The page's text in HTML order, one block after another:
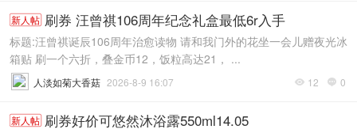
新人帖 刷券 汪曾祺106周年纪念礼盒最低6r入手
标题:汪曾祺诞辰106周年治愈读物 请和我门外的花坐一会儿赠夜光冰
箱贴 刷一个六折，叠金币12，饭粒高达21， ...
 12  0
人淡如菊大香菇 2026-8-9 16:07
新人帖 刷券好价可悠然沐浴露550ml14.05